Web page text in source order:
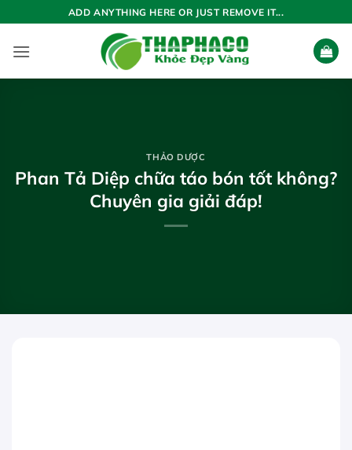
qua
nội
ADD ANYTHING HERE OR JUST REMOVE IT...
THẢO DƯỢC
Phan Tả Diệp chữa táo bón tốt không?
Chuyên gia giải đáp!